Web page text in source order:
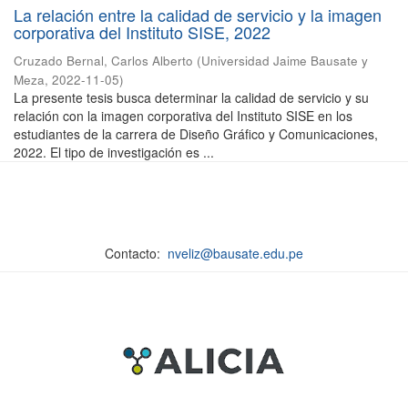
La relación entre la calidad de servicio y la imagen
corporativa del Instituto SISE, 2022
Cruzado Bernal, Carlos Alberto (Universidad Jaime Bausate y
Meza, 2022-11-05)
La presente tesis busca determinar la calidad de servicio y su
relación con la imagen corporativa del Instituto SISE en los
estudiantes de la carrera de Diseño Gráfico y Comunicaciones,
2022. El tipo de investigación es ...
Contacto: nveliz@bausate.edu.pe